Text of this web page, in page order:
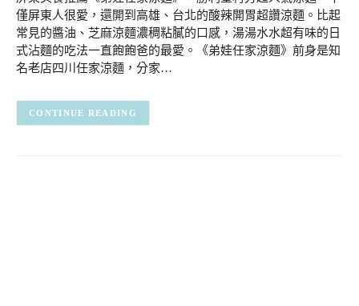
僅屏東人很愛，還開到高雄、台北的酸辣開胃超讚涼麵。比起
常見的醬油、芝麻涼麵濃稠粘膩的口感，湯湯水水超有味的日
式沾麵的吃法一直飽飽爸的最愛。《弟娃任家涼麵》前身是知
名老店四川任家涼麵，分家…
CONTINUE READING